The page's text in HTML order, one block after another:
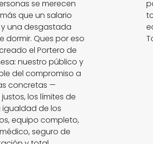
se merecen
que un salario
una desgastada
dormir. Ques por eso
el Portero de
nuestro público y
del compromiso a
concretas —
los límites de
igualdad de los
equipo completo,
seguro de